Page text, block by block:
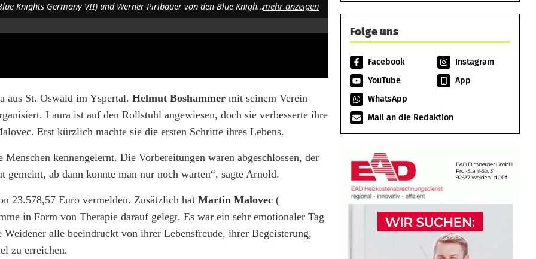
Corbett Rushing, Georg Arnold, Maria Mayr, Gunda Arnold (alle Blue Knights Germany VII) und Werner Piribauer von den Blue Knights Austria I. (von links). Foto: Reinhard Kreuzermehr anzeigen
aus St. Oswald im Yspertal. Helmut Boshammer mit seinem Verein
Laura ist auf den Rollstuhl angewiesen, doch sie verbesserte ihre
Erst kürzlich machte sie die ersten Schritte ihres Lebens.
kennengelernt. Die Vorbereitungen waren abgeschlossen, der
gemeint, ab dann konnte man nur noch warten“, sagte Arnold.
23.578,57 Euro vermelden. Zusätzlich hat Martin Malovec (
in Form von Therapie darauf gelegt. Es war ein sehr emotionaler Tag
alle beeindruckt von ihrer Lebensfreude, ihrer Begeisterung,
zu erreichen.
Folge uns
Facebook
Instagram
YouTube
App
WhatsApp
Mail an die Redaktion